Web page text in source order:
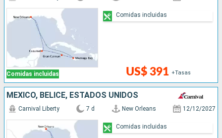
Comidas incluidas US$ 391 +Tasas
Comidas incluidas
MÉXICO, BELICE, ESTADOS UNIDOS
Carnival Liberty 7 d New Orleans 12/12/2027
Comidas incluidas